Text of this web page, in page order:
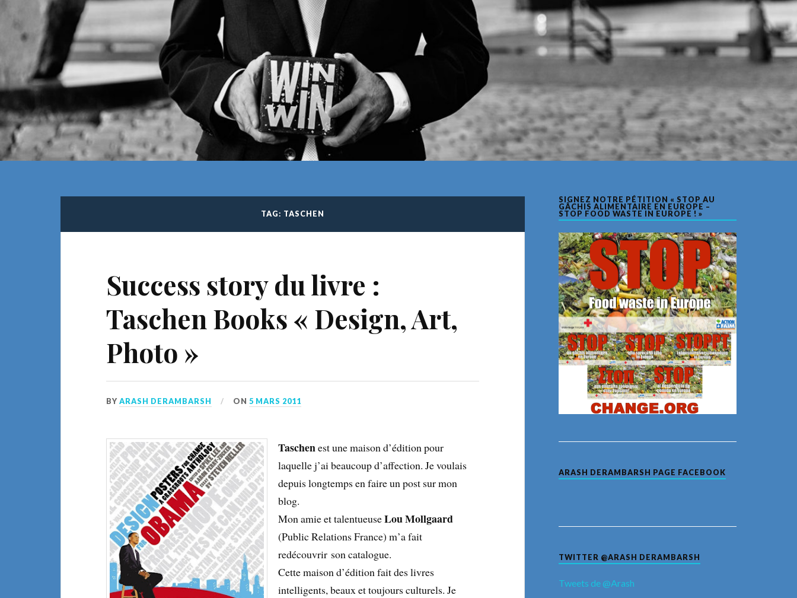
TAG: TASCHEN
Success story du livre :
Taschen Books « Design, Art,
Photo »
BYARASH DERAMBARSH ON5 MARS 2011
Taschenest une maison d’édition pour
laquelle j’ai beaucoup d’affection. Je voulais
depuis longtemps en faire un post sur mon
blog.
Mon amie et talentueuseLou Mollgaard
(Public Relations France) m’a fait
redécouvrir son catalogue.
Cette maison d’édition fait des livres
intelligents, beaux et toujours culturels. Je
SIGNEZ NOTRE PÉTITION « STOP AU
GÂCHIS ALIMENTAIRE EN EUROPE –
STOP FOOD WASTE IN EUROPE ! »
ARASH DERAMBARSH PAGE FACEBOOK
TWITTER @ARASH DERAMBARSH
Tweets de @Arash